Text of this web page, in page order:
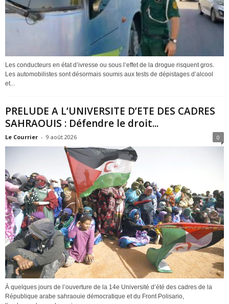
Les conducteurs en état d’ivresse ou sous l’effet de la drogue risquent gros.
Les automobilistes sont désormais soumis aux tests de dépistages d’alcool
et...
PRELUDE A L’UNIVERSITE D’ETE DES CADRES
SAHRAOUIS : Défendre le droit...
Le Courrier - 9 août 2026 0
À quelques jours de l’ouverture de la 14e Université d’été des cadres de la
République arabe sahraouie démocratique et du Front Polisario,